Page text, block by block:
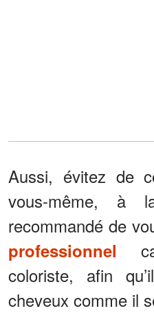
Aussi, évitez de
vous-même, à
recommandé de
professionnel
coloriste, afin
cheveux comme il